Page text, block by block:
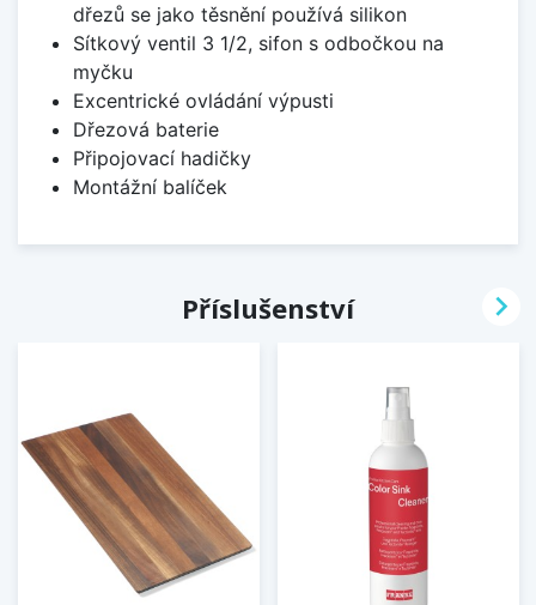
dřezů se jako těsnění používá silikon
Sítkový ventil 3 1/2, sifon s odbočkou na
myčku
Excentrické ovládání výpusti
Dřezová baterie
Připojovací hadičky
Montážní balíček
Příslušenství 